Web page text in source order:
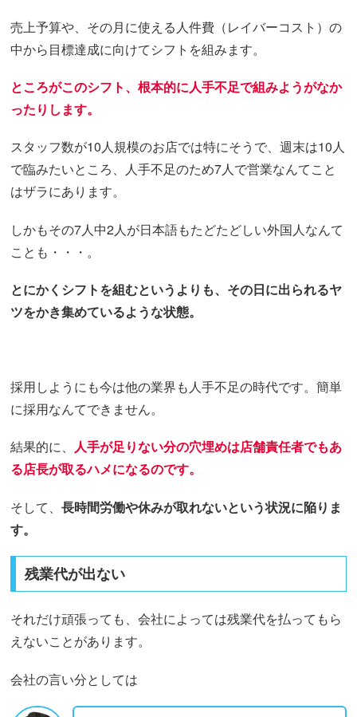
売上予算や、その月に使える人件費（レイバーコスト）の
中から目標達成に向けてシフトを組みます。
ところがこのシフト、根本的に人手不足で組みようがなか
ったりします。
スタッフ数が10人規模のお店では特にそうで、週末は10人
で臨みたいところ、人手不足のため7人で営業なんてこと
はザラにあります。
しかもその7人中2人が日本語もたどたどしい外国人なんて
ことも・・・。
とにかくシフトを組むというよりも、その日に出られるヤ
ツをかき集めているような状態。
採用しようにも今は他の業界も人手不足の時代です。簡単
に採用なんてできません。
結果的に、 人手が足りない分の穴埋めは店舗責任者でもあ
る店長が取るハメになるのです。
そして、長時間労働や休みが取れないという状況に陥りま
す。
残業代が出ない
それだけ頑張っても、会社によっては残業代を払ってもら
えないことがあります。
会社の言い分としては